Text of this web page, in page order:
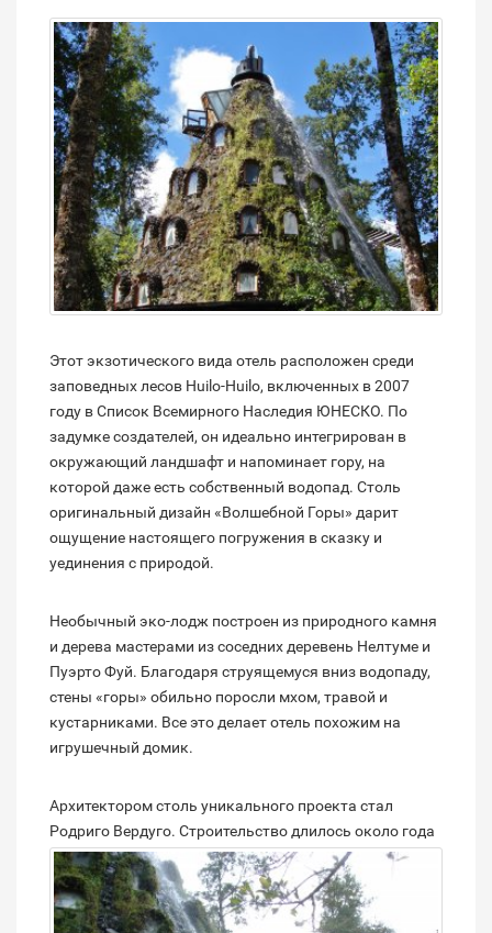
Этот экзотического вида отель расположен среди
заповедных лесов Huilo-Huilo, включенных в 2007
году в Список Всемирного Наследия ЮНЕСКО. По
задумке создателей, он идеально интегрирован в
окружающий ландшафт и напоминает гору, на
которой даже есть собственный водопад. Столь
оригинальный дизайн «Волшебной Горы» дарит
ощущение настоящего погружения в сказку и
уединения с природой.
Необычный эко-лодж построен из природного камня
и дерева мастерами из соседних деревень Нелтуме и
Пуэрто Фуй. Благодаря струящемуся вниз водопаду,
стены «горы» обильно поросли мхом, травой и
кустарниками. Все это делает отель похожим на
игрушечный домик.
Архитектором столь уникального проекта стал
Родриго Вердуго. Строительство длилось около года